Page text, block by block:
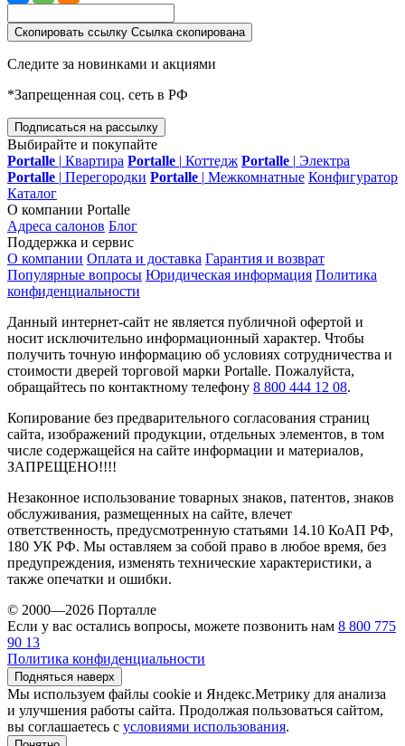
Скопировать ссылку Ссылка скопирована
Следите за новинками и акциями
*Запрещенная соц. сеть в РФ
Подписаться на рассылку
Выбирайте и покупайте
Portalle | Квартира Portalle | Коттедж Portalle | Электра
Portalle | Перегородки Portalle | Межкомнатные Конфигуратор
Каталог
О компании Portalle
Адреса салонов Блог
Поддержка и сервис
О компании Оплата и доставка Гарантия и возврат
Популярные вопросы Юридическая информация Политика
конфиденциальности
Данный интернет-сайт не является публичной офертой и
носит исключительно информационный характер. Чтобы
получить точную информацию об условиях сотрудничества и
стоимости дверей торговой марки Portalle. Пожалуйста,
обращайтесь по контактному телефону 8 800 444 12 08.
Копирование без предварительного согласования страниц
сайта, изображений продукции, отдельных элементов, в том
числе содержащейся на сайте информации и материалов,
ЗАПРЕЩЕНО!!!!
Незаконное использование товарных знаков, патентов, знаков
обслуживания, размещенных на сайте, влечет
ответственность, предусмотренную статьями 14.10 КоАП РФ,
180 УК РФ. Мы оставляем за собой право в любое время, без
предупреждения, изменять технические характеристики, а
также опечатки и ошибки.
© 2000—2026 Порталле
Если у вас остались вопросы, можете позвонить нам 8 800 775
90 13
Политика конфиденциальности
Подняться наверх
Мы используем файлы cookie и Яндекс.Метрику для анализа
и улучшения работы сайта. Продолжая пользоваться сайтом,
вы соглашаетесь с условиями использования.